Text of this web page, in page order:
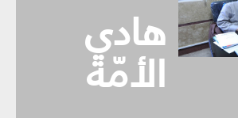
هادي
الأمّة